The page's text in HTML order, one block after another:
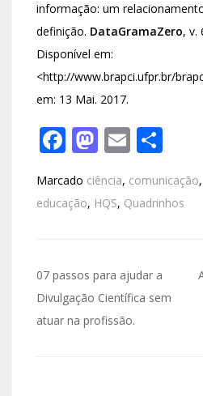
informação: um
definição. DataGramaZero, v.
Disponível em:
<http://www.brapci.ufpr.br/
em: 13 Mai. 2017.
Facebook
Mastodon
Email
Marcado ciência, comunicação,
educação, HQS, Quadrinhos
07 passos para ajudar a
Divulgação Científica sem
atuar na profissão.